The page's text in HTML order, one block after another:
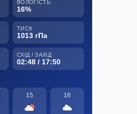
ВОЛОГІСТЬ
16%
ТИСК
1013 гПа
СХІД / ЗАХІД
02:48 / 17:50
15 16